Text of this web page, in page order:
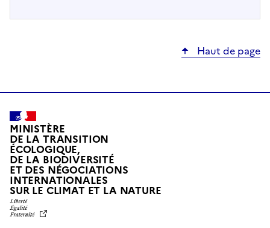
Haut de page
MINISTÈRE
DE LA TRANSITION
ÉCOLOGIQUE,
DE LA BIODIVERSITÉ
ET DES NÉGOCIATIONS
INTERNATIONALES
SUR LE CLIMAT ET LA NATUREL